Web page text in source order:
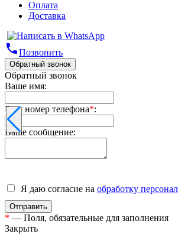
Оплата
Доставка
phoneПозвонить
Обратный звонок
Обратный звонок
Ваше имя:
Ваш номер телефона*:
Ваше сообщение:
Я даю согласие на обработку
* — Поля, обязательные для заполнения
Закрыть